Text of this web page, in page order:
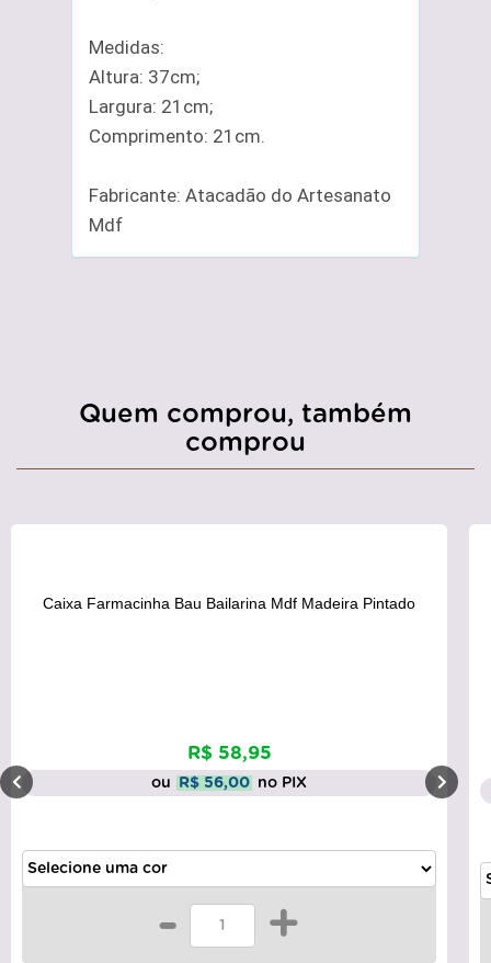
Medidas:
Altura: 37cm;
Largura: 21cm;
Comprimento: 21cm.
Fabricante: Atacadão do Artesanato
Mdf
Quem comprou, também
comprou
Caixa Farmacinha Bau Bailarina Mdf Madeira Pintado
R$ 58,95
ou R$ 56,00 no PIX
- +